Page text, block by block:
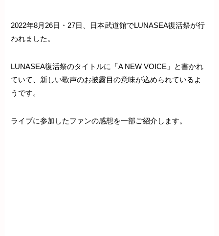
2022年8月26日・27日、日本武道館でLUNASEA復活祭が行
われました。
LUNASEA復活祭のタイトルに「A NEW VOICE」と書かれ
ていて、新しい歌声のお披露目の意味が込められているよ
うです。
ライブに参加したファンの感想を一部ご紹介します。